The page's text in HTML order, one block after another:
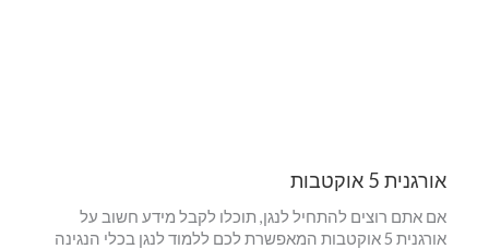
אורגנית 5 אוקטבות
אם אתם רוצים להתחיל לנגן, תוכלו לקבל מידע חשוב על
אורגנית 5 אוקטבות המאפשרת לכם ללמוד לנגן בכלי הנגינה